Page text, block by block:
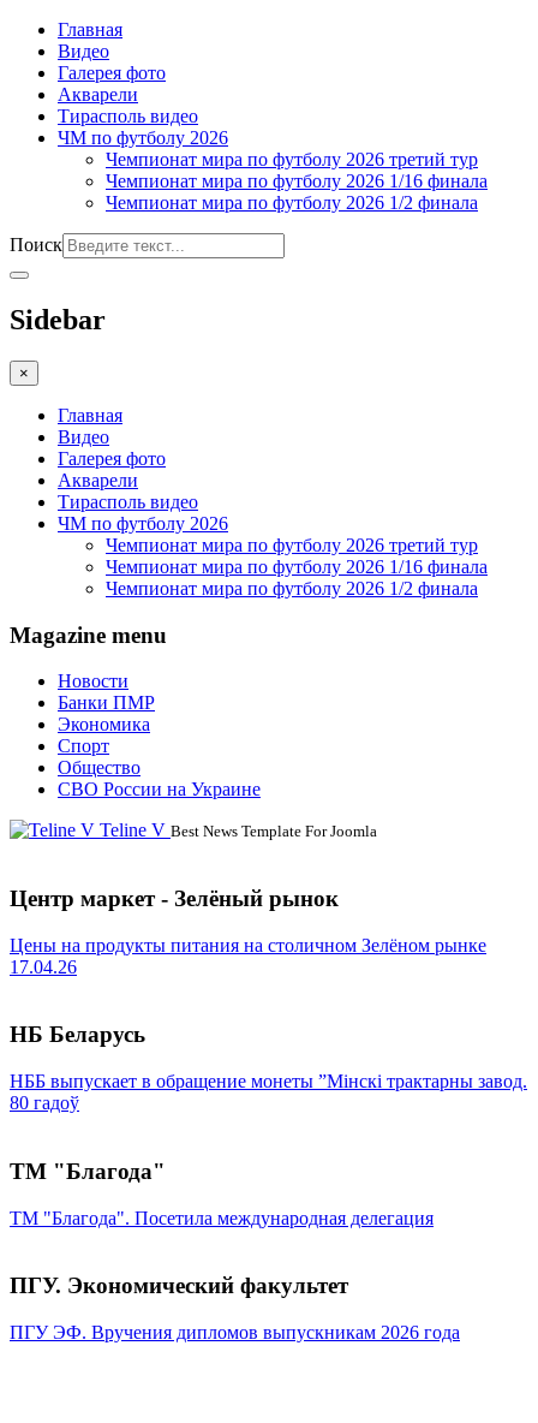
Главная
Видео
Галерея фото
Акварели
Тирасполь видео
ЧМ по футболу 2026
Чемпионат мира по футболу 2026 третий тур
Чемпионат мира по футболу 2026 1/16 финала
Чемпионат мира по футболу 2026 1/2 финала
Поиск
Sidebar
×
Главная
Видео
Галерея фото
Акварели
Тирасполь видео
ЧМ по футболу 2026
Чемпионат мира по футболу 2026 третий тур
Чемпионат мира по футболу 2026 1/16 финала
Чемпионат мира по футболу 2026 1/2 финала
Magazine menu
Новости
Банки ПМР
Экономика
Спорт
Общество
СВО России на Украине
Teline V Best News Template For Joomla
Центр маркет - Зелёный рынок
Цены на продукты питания на столичном Зелёном рынке
17.04.26
НБ Беларусь
НББ выпускает в обращение монеты ”Мінскі трактарны завод.
80 гадоў
ТМ "Благода"
ТМ "Благода". Посетила международная делегация
ПГУ. Экономический факультет
ПГУ ЭФ. Вручения дипломов выпускникам 2026 года